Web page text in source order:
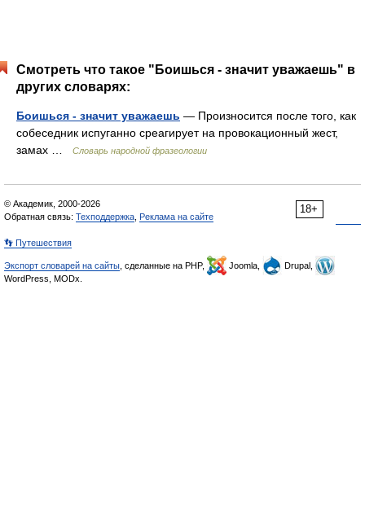
Смотреть что такое "Боишься - значит уважаешь" в
других словарях:
Боишься - значит уважаешь — Произносится после того, как
собеседник испуганно среагирует на провокационный жест,
замах …
Словарь народной фразеологии
18+
© Академик, 2000-2026
Обратная связь: Техподдержка Реклама на сайте
👣 Путешествия
Экспорт словарей на сайты , сделанные на PHP, Joomla,
Drupal,
WordPress, MODx.